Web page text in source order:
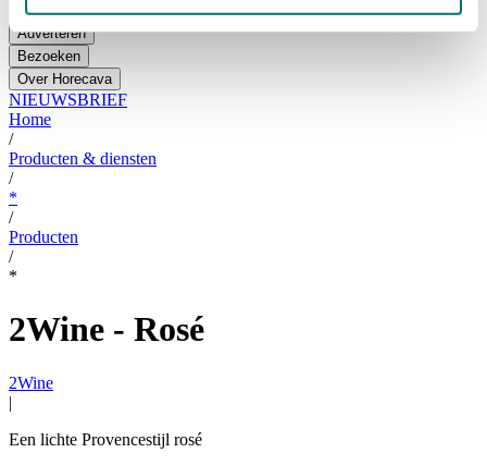
Exposeren
Adverteren
Bezoeken
Over Horecava
NIEUWSBRIEF
Home
/
Producten & diensten
/
*
/
Producten
/
*
2Wine - Rosé
2Wine
|
Een lichte Provencestijl rosé